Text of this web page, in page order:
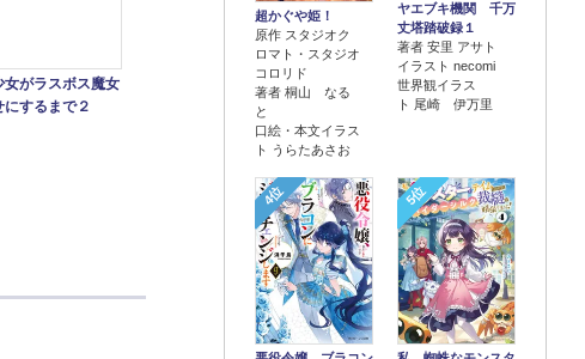
超かぐや姫！
原作 スタジオク
ロマト・スタジオ
コロリド
著者 桐山 なる
と
口絵・本文イラス
ト うらたあさお
ヤエブキ機関 千万
丈塔踏破録１
著者 安里 アサト
イラスト necomi
世界観イラス
ト 尾崎 伊万里
4位 5位
女がラスボス魔女
にするまで２